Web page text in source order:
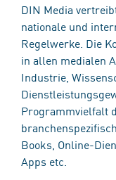
DIN Media
nationale und
Regelwerke. Die
in allen medialen
Industrie,
Programmvielfalt
Books, Online-
Apps etc.